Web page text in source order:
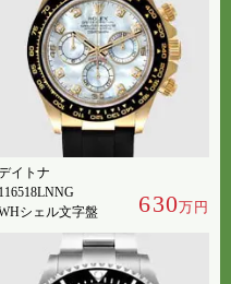
イトナ
116518LNNG
シェル文字盤
630万円